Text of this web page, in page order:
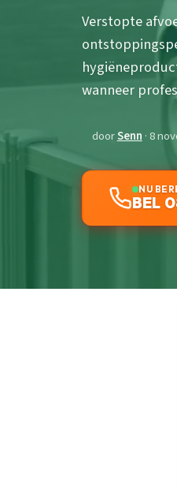
Verstopte
wanneer
doorSenn · 8
NU
BEL